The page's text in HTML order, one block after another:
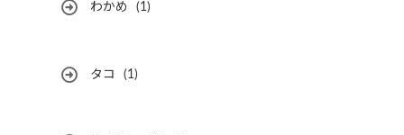
わかめ (1)
タコ (1)